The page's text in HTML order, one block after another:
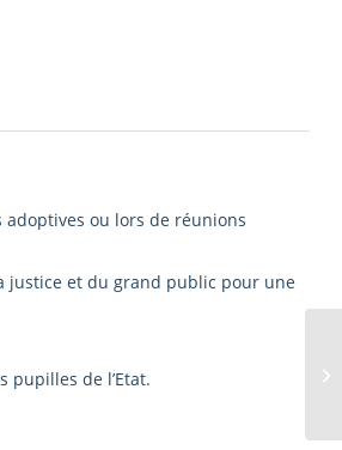
ou lors de réunions
justice et du grand public pour une
de l’Etat.